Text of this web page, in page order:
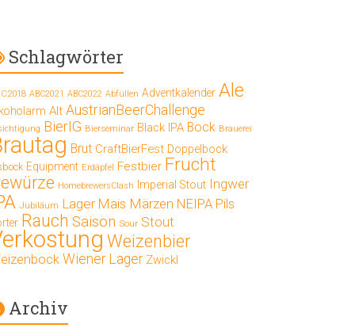
Schlagwörter
ABC2021 ABC2022 Abfüllen Adventkalender Ale
Alt AustrianBeerChallenge
BierIG Bierseminar Black IPA Bock Brauerei
Brut CraftBierFest Doppelbock
Equipment Erdäpfel Festbier Frucht
HomebrewersClash Imperial Stout Ingwer
Jubiläum Lager Mais Märzen NEIPA Pils
Rauch Saison Sour Stout
Weizenbier
Wiener Lager Zwickl
Archiv